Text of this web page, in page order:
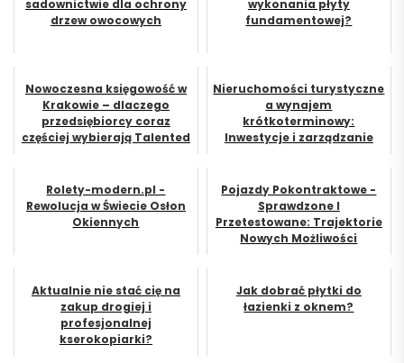
sadownictwie dla ochrony
drzew owocowych
wykonania płyty
fundamentowej?
Nowoczesna księgowość w
Krakowie – dlaczego
przedsiębiorcy coraz
częściej wybierają Talented
Nieruchomości turystyczne
a wynajem
krótkoterminowy:
Inwestycje i zarządzanie
Rolety-modern.pl -
Rewolucja w Świecie Osłon
Okiennych
Pojazdy Pokontraktowe -
Sprawdzone I
Przetestowane: Trajektorie
Nowych Możliwości
Aktualnie nie stać cię na
zakup drogiej i
profesjonalnej
kserokopiarki?
Jak dobrać płytki do
łazienki z oknem?